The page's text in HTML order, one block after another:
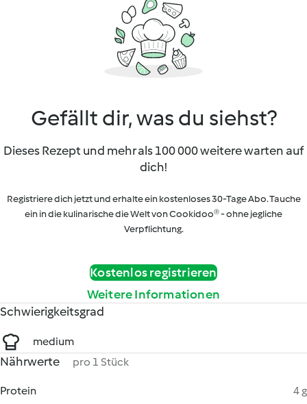
Gefällt dir, was du siehst?
Dieses Rezept und mehr als 100 000 weitere warten auf
dich!
Registriere dich jetzt und erhalte ein kostenloses 30-Tage Abo. Tauche
ein in die kulinarische die Welt von Cookidoo® - ohne jegliche
Verpflichtung.
Kostenlos registrieren
Weitere Informationen
Schwierigkeitsgrad
medium
Nährwerte pro 1 Stück
Protein
4 g